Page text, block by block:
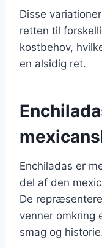
Disse
retten til
kostbehov,
en alsidig ret.
Enchiladas er
del af den
De
venner omkring
smag og